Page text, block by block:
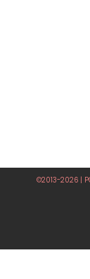
©2013-2026 |